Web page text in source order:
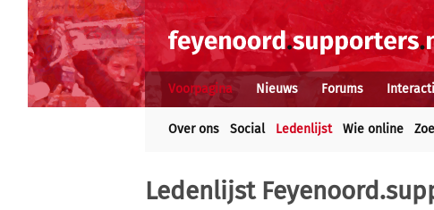
Voorpagina Nieuws Forums
Over ons Social Ledenlijst Wie online
Ledenlijst